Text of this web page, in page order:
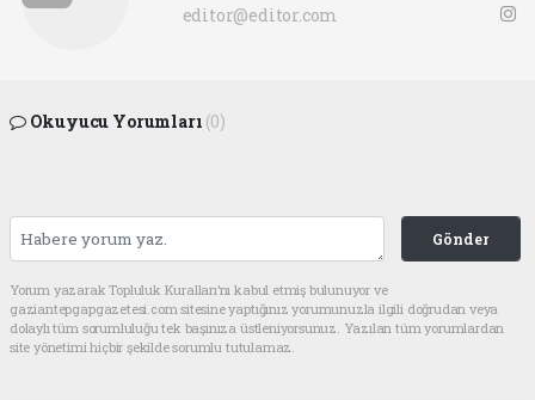
editor@editor.com
Okuyucu Yorumları (0)
Gönder
Yorum yazarak Topluluk Kuralları’nı kabul etmiş bulunuyor ve
gaziantepgapgazetesi.com sitesine yaptığınız yorumunuzla ilgili doğrudan veya
dolaylı tüm sorumluluğu tek başınıza üstleniyorsunuz. Yazılan tüm yorumlardan
site yönetimi hiçbir şekilde sorumlu tutulamaz.